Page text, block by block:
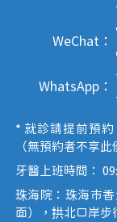
WeChat：
WhatsApp：
* 就診請提前預
（無預約者不享此
牙醫上班時間：
珠海院：珠海市
面），拱北口岸步